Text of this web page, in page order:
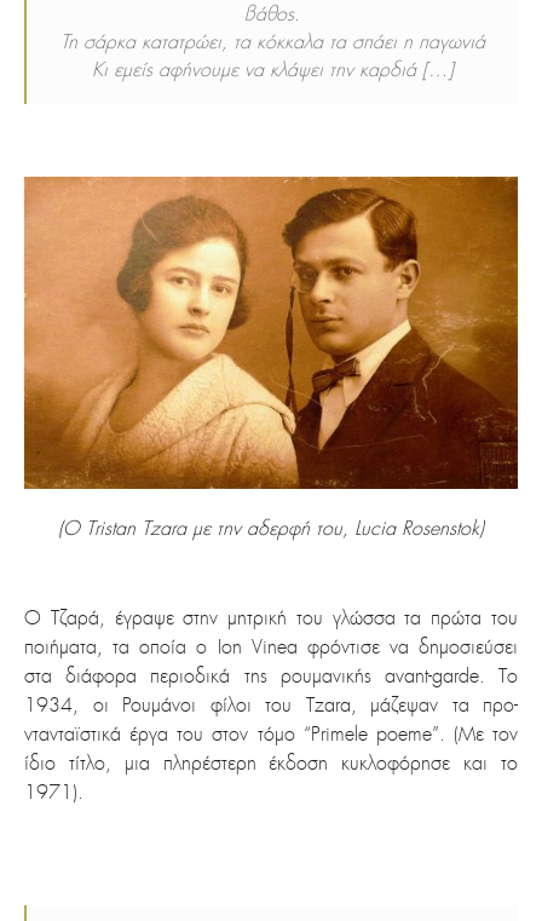
βάθος.
Τη σάρκα κατατρώει, τα κόκκαλα τα σπάει η παγωνιά
Κι εμείς αφήνουμε να κλάψει την καρδιά […]
(Ο Tristan Tzara με την αδερφή του, Lucia Rosenstok)
Ο Τζαρά, έγραψε στην μητρική του γλώσσα τα πρώτα του
ποιήματα, τα οποία ο Ion Vinea φρόντισε να δημοσιεύσει
στα διάφορα περιοδικά της ρουμανικής avant-garde. Το
1934, οι Ρουμάνοι φίλοι του Tzara, μάζεψαν τα προ-
ντανταϊστικά έργα του στον τόμο “Primele poeme”. (Με τον
ίδιο τίτλο, μια πληρέστερη έκδοση κυκλοφόρησε και το
1971).